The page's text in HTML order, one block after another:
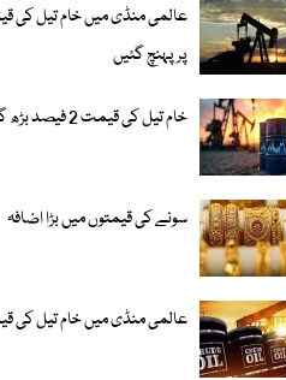
عالمی منڈی میں خام تیل کی
پر پہنچ گئیں
خام تیل کی قیمت 2 فیصد بڑھ گئی
سونے کی قیمتوں میں بڑا اضافہ
عالمی منڈی میں خام تیل کی